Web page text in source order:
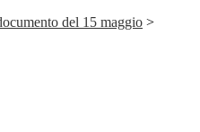
del 15 maggio >